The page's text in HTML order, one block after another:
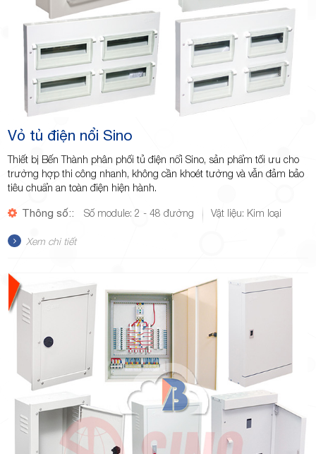
Vỏ tủ điện nổi Sino
Thiết bị Bến Thành phân phối tủ điện nổi Sino, sản phẩm tối ưu cho
trường hợp thi công nhanh, không cần khoét tường và vẫn đảm bảo
tiêu chuẩn an toàn điện hiện hành.
Thông số:: Số module: 2 - 48 đường Vật liệu: Kim loại
Xem chi tiết